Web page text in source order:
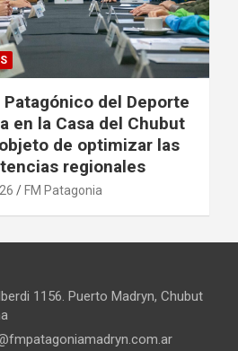
Patagónico del Deporte
en la Casa del Chubut
de optimizar las
regionales
FM Patagonia
1156. Puerto Madryn, Chubut